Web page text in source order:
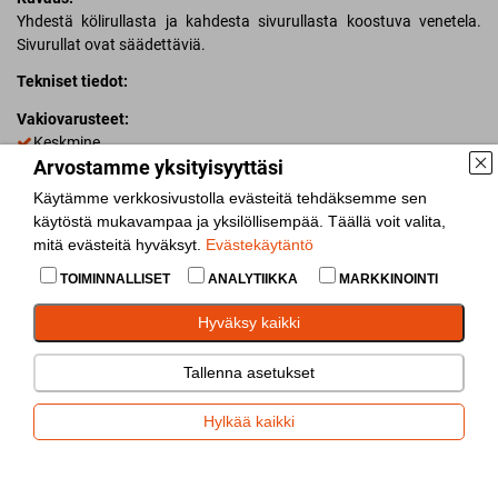
Arvostamme yksityisyyttäsi
Käytämme verkkosivustolla evästeitä tehdäksemme sen
käytöstä mukavampaa ja yksilöllisempää. Täällä voit valita,
mitä evästeitä hyväksyt. Evästekäytäntö
TOIMINNALLISET ANALYTIIKKA MARKKINOINTI
Hyväksy kaikki
Tallenna asetukset
Hylkää kaikki
Yhdestä kölirullasta ja kahdesta sivurullasta koostuva venetela.
Sivurullat ovat säädettäviä.
Tekniset tiedot:
Vakiovarusteet:
Keskmine
Lisää vertailuun
Jaa
Varaosat
Venetrailereiden varaosat